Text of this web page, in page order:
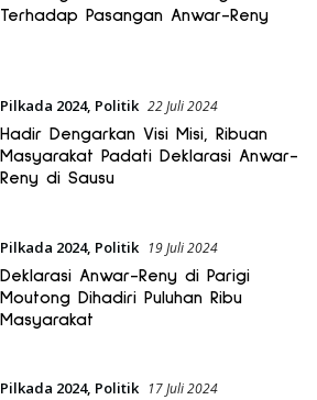
Terhadap Pasangan Anwar-Reny
Pilkada 2024, Politik 22 Juli 2024
Hadir Dengarkan Visi Misi, Ribuan
Masyarakat Padati Deklarasi Anwar-
Reny di Sausu
Pilkada 2024, Politik 19 Juli 2024
Deklarasi Anwar-Reny di Parigi
Moutong Dihadiri Puluhan Ribu
Masyarakat
Pilkada 2024, Politik 17 Juli 2024